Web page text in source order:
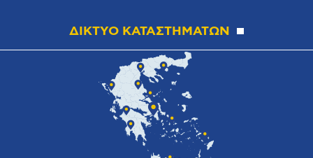
ΔΙΚΤΥΟ ΚΑΤΑΣΤΗΜΑΤΩΝ